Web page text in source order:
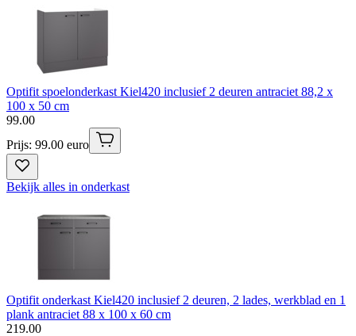
Optifit spoelonderkast Kiel420 inclusief 2 deuren antraciet 88,2 x
100 x 50 cm
99.00
Prijs: 99.00 euro
Bekijk alles in onderkast
Optifit onderkast Kiel420 inclusief 2 deuren, 2 lades, werkblad en 1
plank antraciet 88 x 100 x 60 cm
219.00